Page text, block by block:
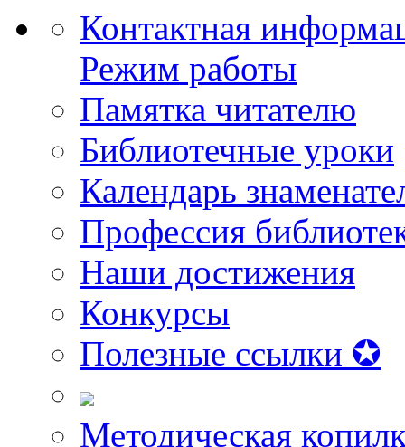
Контактная
Режим работы
Памятка читателю
Библиотечные уроки
Календарь
Профессия
Наши достижения
Конкурсы
Полезные ссылки ✪
Методическая